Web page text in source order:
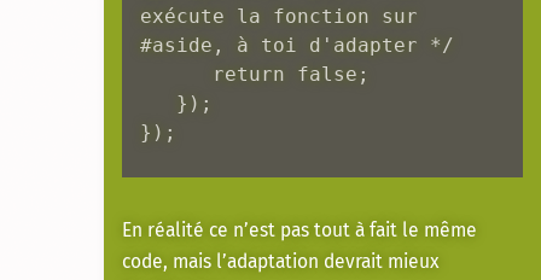
exécute la fonction sur
#aside, à toi d'adapter */
});
En réalité ce n’est pas tout à fait le même
code, mais l’adaptation devrait mieux